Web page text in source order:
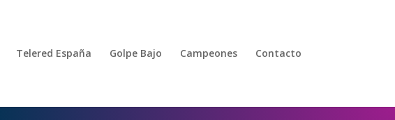
Telered España Golpe Bajo Campeones Contacto